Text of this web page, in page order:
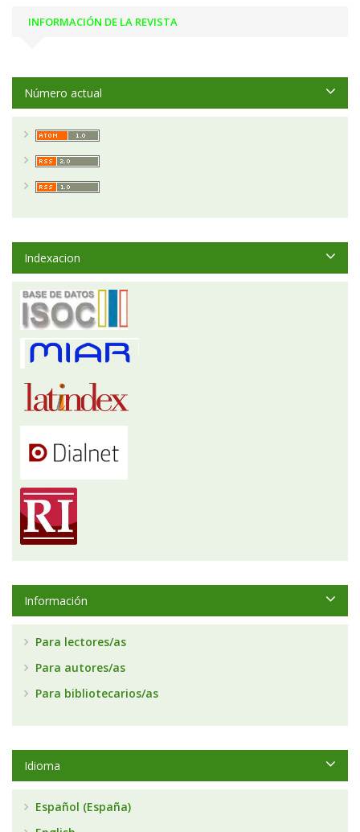
INFORMACIÓN DE LA REVISTA
Número actual
Indexacion
Información
Para lectores/as
Para autores/as
Para bibliotecarios/as
Idioma
Español (España)